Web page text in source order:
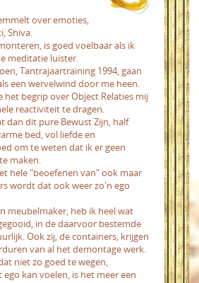
over emoties,
Shiva.
is goed voelbaar als ik
meditatie luister.
Tantrajaartraining 1994, gaan
een wervelwind door me heen.
het begrip over Object Relaties mij
reactiviteit te dragen.
dan dit pure Bewust Zijn, half
bed, vol liefde en
om te weten dat ik er geen
maken.
hele "beoefenen van" ook maar
wordt dat ook weer zo'n ego
meubelmaker, heb ik heel wat
in de daarvoor bestemde
Ook zij, de containers, krijgen
van al het demontage werk.
niet zo goed te wegen,
ego kan voelen, is het meer een